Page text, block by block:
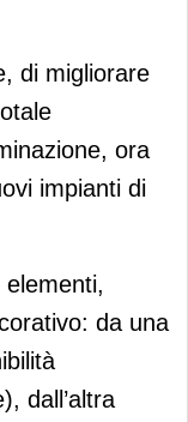
di migliorare
ora
impianti di
da una
dall’altra